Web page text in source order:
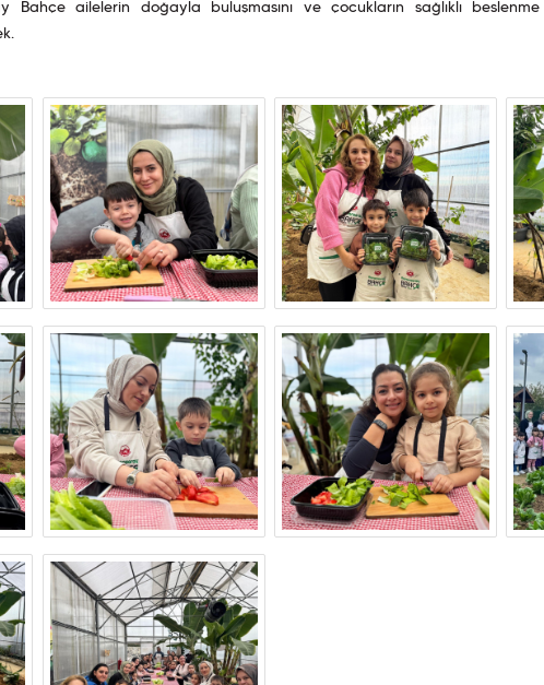
Bahçe ailelerin doğayla buluşmasını ve çocukların sağlıklı beslenme